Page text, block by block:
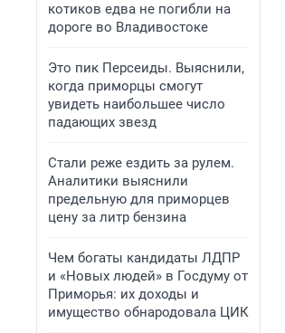
котиков едва не погибли на
дороге во Владивостоке
Это пик Персеиды. Выяснили,
когда приморцы смогут
увидеть наибольшее число
падающих звезд
Стали реже ездить за рулем.
Аналитики выяснили
предельную для приморцев
цену за литр бензина
Чем богаты кандидаты ЛДПР
и «Новых людей» в Госдуму от
Приморья: их доходы и
имущество обнародовала ЦИК